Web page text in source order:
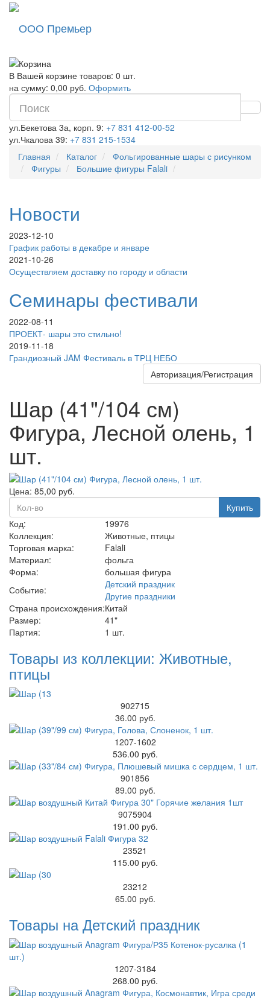
ООО Премьер
В Вашей корзине товаров: 0 шт.
на сумму: 0,00 руб. Оформить
ул.Бекетова 3а, корп. 9: +7 831 412-00-52
ул.Чкалова 39: +7 831 215-1534
Главная
Каталог
Фольгированные шары с рисунком
Фигуры
Большие фигуры Falali
Новости
2023-12-10
График работы в декабре и январе
2021-10-26
Осуществляем доставку по городу и области
Семинары фестивали
2022-08-11
ПРОЕКТ- шары это стильно!
2019-11-18
Грандиозный JAM Фестиваль в ТРЦ НЕБО
Авторизация/Регистрация
Шар (41"/104 см)
Фигура, Лесной олень, 1
шт.
Цена: 85,00 руб.
Купить
Код:
19976
Коллекция:
Животные, птицы
Торговая марка:
Falali
Материал:
фольга
Форма:
большая фигура
Событие:
Детский праздник
Другие праздники
Страна происхождения:Китай
Размер:
41"
Партия:
1 шт.
Товары из коллекции: Животные,
птицы
902715
36.00 руб.
1207-1602
536.00 руб.
901856
89.00 руб.
9075904
191.00 руб.
23521
115.00 руб.
23212
65.00 руб.
Товары на Детский праздник
1207-3184
268.00 руб.